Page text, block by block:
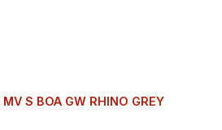
S BOA GW RHINO GREY